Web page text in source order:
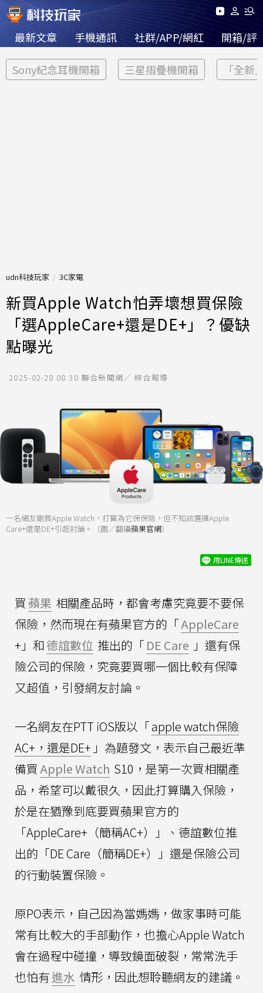
最新文章 手機通訊 社群/APP/網紅 開箱/評
Sony紀念耳機開箱 三星摺疊機開箱 「全新
udn科技玩家 3C家電
新買Apple Watch怕弄壞想買保險
「選AppleCare+還是DE+」？優缺
點曝光
2025-02-28 08:30 聯合新聞網／ 綜合報導
一名網友剛買Apple Watch，打算為它保保險，但不知該選擇Apple
Care+還是DE+引起討論。（圖／翻攝蘋果官網）
用LINE傳送
買蘋果 相關產品時，都會考慮究竟要不要保
保險，然而現在有蘋果官方的「AppleCare
+」和德誼數位 推出的「DE Care 」還有保
險公司的保險，究竟要買哪一個比較有保障
又超值，引發網友討論。
一名網友在PTT iOS版以「apple watch保險
AC+，還是DE+ 」為題發文，表示自己最近準
備買Apple Watch S10，是第一次買相關產
品，希望可以戴很久，因此打算購入保險，
於是在猶豫到底要買蘋果官方的
「AppleCare+（簡稱AC+）」、德誼數位推
出的「DE Care（簡稱DE+）」還是保險公司
的行動裝置保險。
原PO表示，自己因為當媽媽，做家事時可能
常有比較大的手部動作，也擔心Apple Watch
會在過程中碰撞，導致鏡面破裂，常常洗手
也怕有進水 情形，因此想聆聽網友的建議。